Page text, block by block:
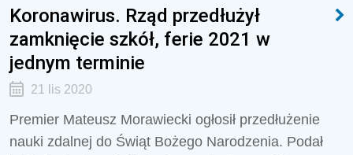
Koronawirus. Rząd przedłużył
zamknięcie szkół, ferie 2021 w
jednym terminie
21 lis 2020
Premier Mateusz Morawiecki ogłosił przedłużenie
nauki zdalnej do Świąt Bożego Narodzenia. Podał